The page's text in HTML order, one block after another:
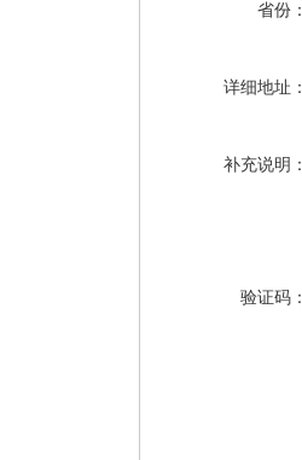
省份：
详细地址：
补充说明：
验证码：